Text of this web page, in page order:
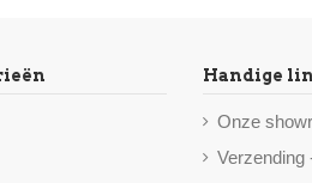
Handige
Onze
Verzending